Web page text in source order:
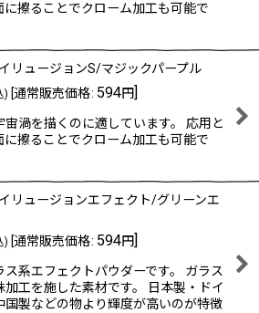
に擦ることでクローム加工も可能で
リュージョンS/マジックパープル
) [通常販売価格: 594円]
宙渦を描くのに適しています。 応用と
に擦ることでクローム加工も可能で
リュージョンエフェクト/グリーンエ
) [通常販売価格: 594円]
ス系エフェクトパウダーです。 ガラス
加工を施した素材です。 日本製・ドイ
国製などの物より輝度が高いのが特徴